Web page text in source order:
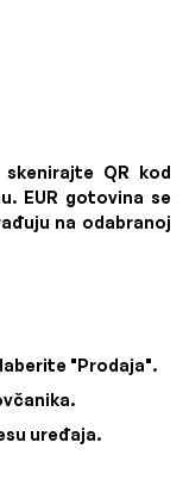
QR kod
EUR gotovina se
na odabranoj
"Prodaja".
uređaja.